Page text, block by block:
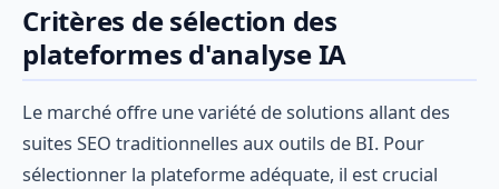
Critères de sélection des
plateformes d'analyse IA
Le marché offre une variété de solutions allant des
suites SEO traditionnelles aux outils de BI. Pour
sélectionner la plateforme adéquate, il est crucial